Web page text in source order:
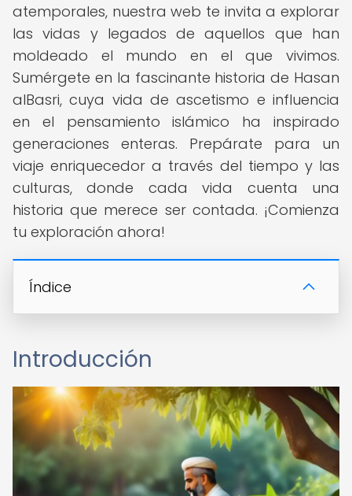
atemporales, nuestra web te invita a explorar
las vidas y legados de aquellos que han
moldeado el mundo en el que vivimos.
Sumérgete en la fascinante historia de Hasan
alBasri, cuya vida de ascetismo e influencia
en el pensamiento islámico ha inspirado
generaciones enteras. Prepárate para un
viaje enriquecedor a través del tiempo y las
culturas, donde cada vida cuenta una
historia que merece ser contada. ¡Comienza
tu exploración ahora!
Índice
Introducción